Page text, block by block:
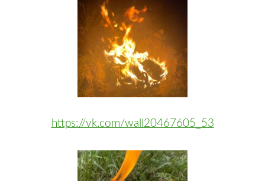
https://vk.com/wall20467605_53